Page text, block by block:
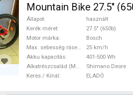
Mountain Bike 27.5"
ELADÓ
Állapot
használt
Kerék méret
27.5" (650b)
Motor márka
Bosch
Max. sebesség rásegítéssel
25 km/h
Akku kapacitás
401-500 Wh
Alkatrészcsalád (MTB)
Shimano Deore
Keres / Kínál
ELADÓ